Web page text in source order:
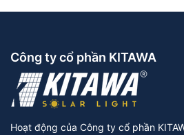
Công ty cổ phần KITAWA
Hoạt động của Công ty cổ phần